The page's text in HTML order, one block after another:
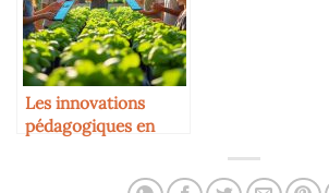
Les innovations
pédagogiques en